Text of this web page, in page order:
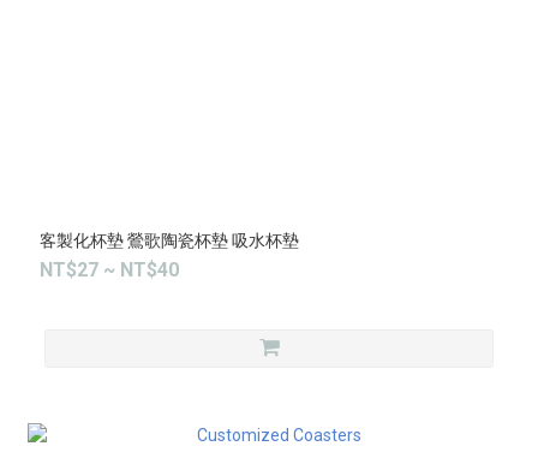
客製化杯墊 鶯歌陶瓷杯墊 吸水杯墊
NT$27 ~ NT$40